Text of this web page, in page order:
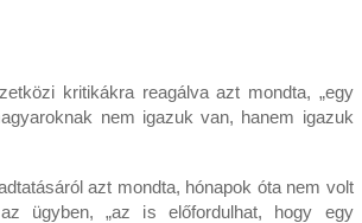
kritikákra reagálva azt mondta, „egy
nem igazuk van, hanem igazuk
azt mondta, hónapok óta nem volt
ügyben, „az is előfordulhat, hogy egy